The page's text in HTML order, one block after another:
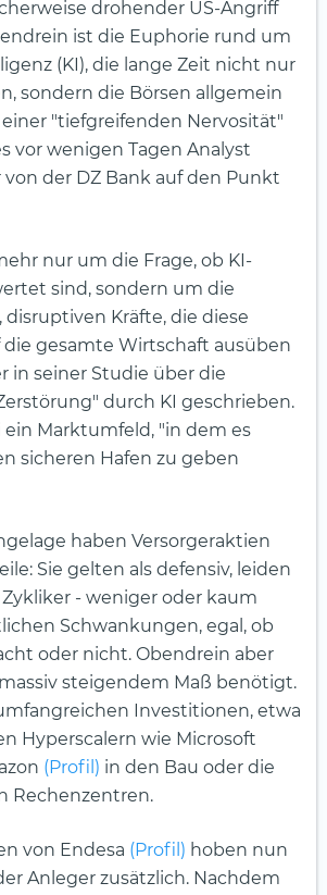
drohender US-Angriff
ist die Euphorie rund um
(KI), die lange Zeit nicht nur
sondern die Börsen allgemein
"tiefgreifenden Nervosität"
vor wenigen Tagen Analyst
von der DZ Bank auf den Punkt
nur um die Frage, ob KI-
sind, sondern um die
Kräfte, die diese
die gesamte Wirtschaft ausüben
in seiner Studie über die
durch KI geschrieben.
ein Marktumfeld, "in dem es
sicheren Hafen zu geben
haben Versorgeraktien
Sie gelten als defensiv, leiden
Zykliker - weniger oder kaum
Schwankungen, egal, ob
oder nicht. Obendrein aber
steigendem Maß benötigt.
Investitionen, etwa
Hyperscalern wie Microsoft
(Profil) in den Bau oder die
Rechenzentren.
von Endesa (Profil) hoben nun
Anleger zusätzlich. Nachdem